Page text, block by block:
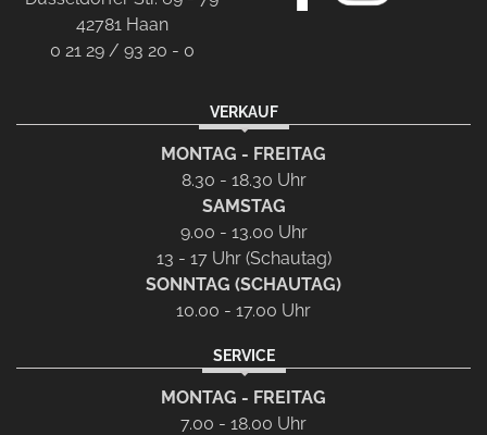
42781 Haan
0 21 29 / 93 20 - 0
VERKAUF
MONTAG - FREITAG
8.30 - 18.30 Uhr
SAMSTAG
9.00 - 13.00 Uhr
13 - 17 Uhr (Schautag)
SONNTAG (SCHAUTAG)
10.00 - 17.00 Uhr
SERVICE
MONTAG - FREITAG
7.00 - 18.00 Uhr